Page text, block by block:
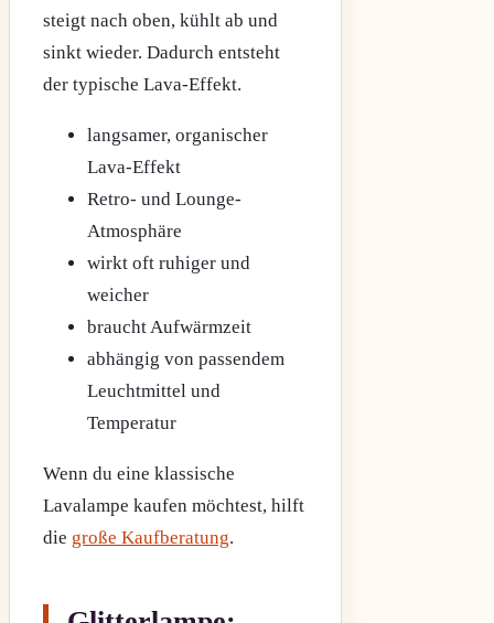
steigt nach oben, kühlt ab und
sinkt wieder. Dadurch entsteht
der typische Lava-Effekt.
langsamer, organischer
Lava-Effekt
Retro- und Lounge-
Atmosphäre
wirkt oft ruhiger und
weicher
braucht Aufwärmzeit
abhängig von passendem
Leuchtmittel und
Temperatur
Wenn du eine klassische
Lavalampe kaufen möchtest, hilft
die große Kaufberatung.